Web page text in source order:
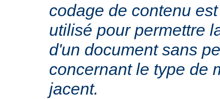
codage de contenu
utilisé pour permettre
d'un document sans
concernant le type de
jacent.